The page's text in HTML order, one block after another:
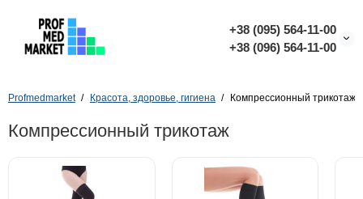
+38 (095) 564-11-00
+38 (096) 564-11-00
Profmedmarket Красота, здоровье, гигиена Компрессионный трикотаж
Компрессионный трикотаж